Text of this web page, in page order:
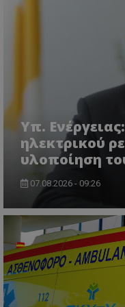
Υπ.
ηλεκτρικού
υλοποίηση
07.08.2026 - 09:26